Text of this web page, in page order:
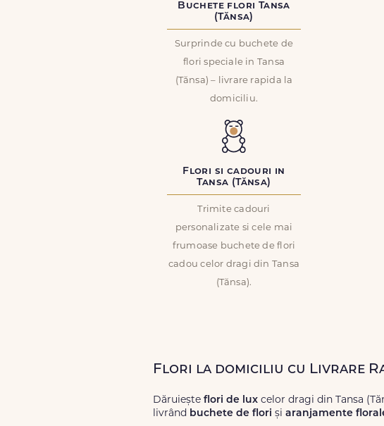
Buchete flori Tansa
(Tănsa)
Surprinde cu buchete de
flori speciale in Tansa
(Tănsa) – livrare rapida la
domiciliu.
Flori si cadouri in
Tansa (Tănsa)
Trimite cadouri
personalizate si cele mai
frumoase buchete de flori
cadou celor dragi din Tansa
(Tănsa).
Flori la domiciliu cu Livrare
Dăruiește flori de lux celor dragi din Tansa
livrând buchete de flori și aranjamente